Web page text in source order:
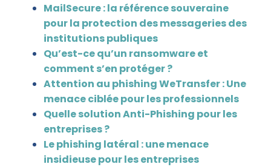
MailSecure : la référence souveraine
pour la protection des messageries des
institutions publiques
Qu’est-ce qu’un ransomware et
comment s’en protéger ?
Attention au phishing WeTransfer : Une
menace ciblée pour les professionnels
Quelle solution Anti-Phishing pour les
entreprises ?
Le phishing latéral : une menace
insidieuse pour les entreprises